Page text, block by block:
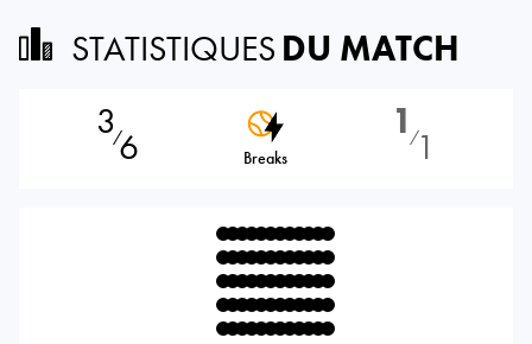
STATISTIQUES DU MATCH
3⁄6 Breaks
1 ⁄1